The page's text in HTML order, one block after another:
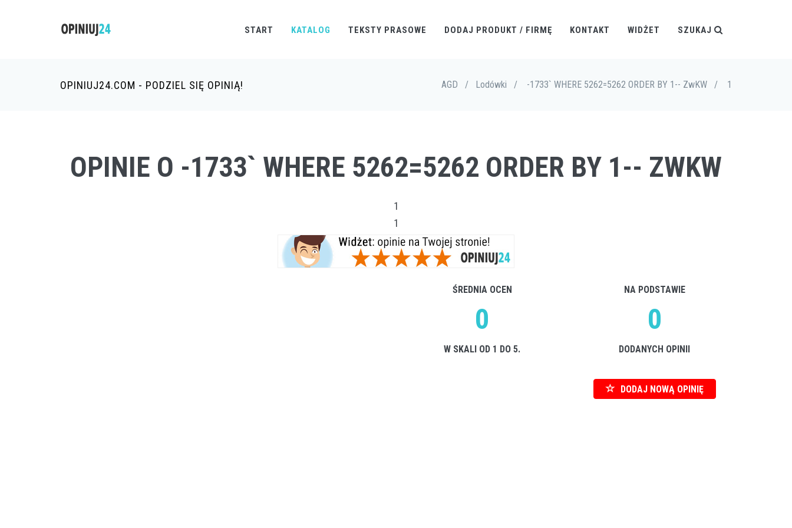
START KATALOG TEKSTY PRASOWE DODAJ PRODUKT / FIRMĘ KONTAKT WIDŻET SZUKAJ
OPINIUJ24.COM - PODZIEL SIĘ OPINIĄ! AGD / Lodówki / -1733` WHERE 5262=5262 ORDER BY 1-- ZwKW / 1
OPINIE O -1733` WHERE 5262=5262 ORDER BY 1-- ZWKW
1
1
ŚREDNIA OCEN
0
W SKALI OD 1 DO 5.
NA PODSTAWIE
0
DODANYCH OPINII
DODAJ NOWĄ OPINIĘ